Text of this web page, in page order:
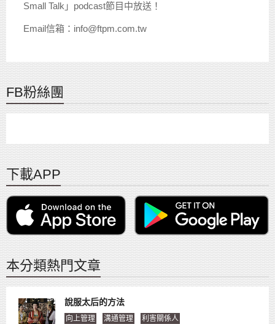
Small Talk」podcast節目中放送！
Email信箱：info@ftpm.com.tw
FB粉絲團
下載APP
本分類熱門文章
說服太后的方法
向上管理 溝通管理 利害關係人